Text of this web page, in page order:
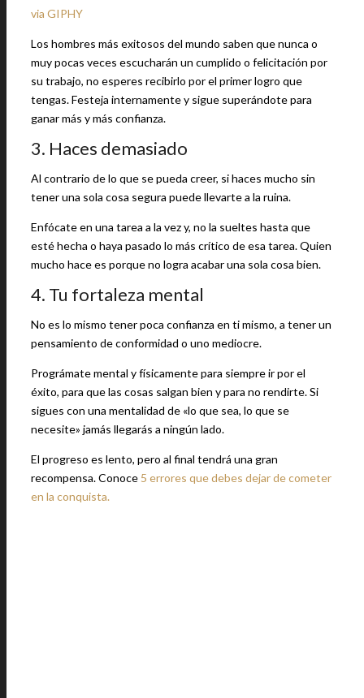
via GIPHY
Los hombres más exitosos del mundo saben que nunca o
muy pocas veces escucharán un cumplido o felicitación por
su trabajo, no esperes recibirlo por el primer logro que
tengas. Festeja internamente y sigue superándote para
ganar más y más confianza.
3. Haces demasiado
Al contrario de lo que se pueda creer, si haces mucho sin
tener una sola cosa segura puede llevarte a la ruina.
Enfócate en una tarea a la vez y, no la sueltes hasta que
esté hecha o haya pasado lo más crítico de esa tarea. Quien
mucho hace es porque no logra acabar una sola cosa bien.
4. Tu fortaleza mental
No es lo mismo tener poca confianza en ti mismo, a tener un
pensamiento de conformidad o uno mediocre.
Prográmate mental y físicamente para siempre ir por el
éxito, para que las cosas salgan bien y para no rendirte. Si
sigues con una mentalidad de «lo que sea, lo que se
necesite» jamás llegarás a ningún lado.
El progreso es lento, pero al final tendrá una gran
recompensa. Conoce 5 errores que debes dejar de cometer
en la conquista.